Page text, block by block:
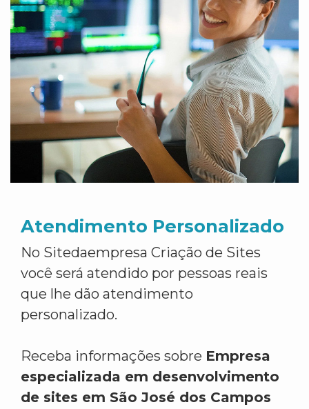
Atendimento Personalizado
No Sitedaempresa Criação de Sites
você será atendido por pessoas reais
que lhe dão atendimento
personalizado.
Receba informações sobre Empresa
especializada em desenvolvimento
de sites em São José dos Campos